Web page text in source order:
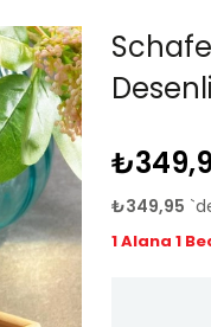
₺349,95
1 Alana 1